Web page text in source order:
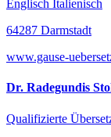
Englisch Italienisch
64287 Darmstadt
www.gause-
Dr. Radegundis
Qualifizierte